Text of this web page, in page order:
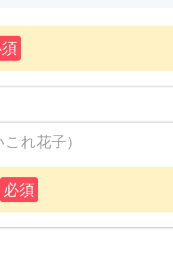
これ花子）
必須